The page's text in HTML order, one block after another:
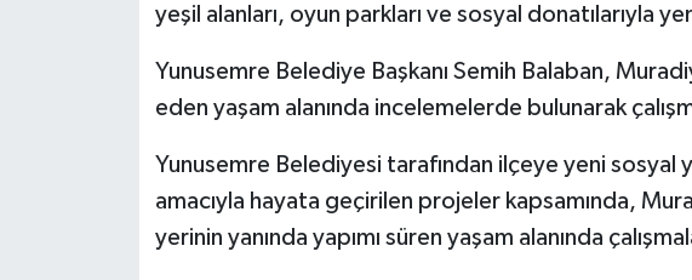
yeşil alanları, oyun parkları ve sosyal donatılarıyla
Yunusemre Belediye Başkanı Semih Balaban,
eden yaşam alanında incelemelerde bulunarak
Yunusemre Belediyesi tarafından ilçeye yeni sosyal
amacıyla hayata geçirilen projeler kapsamında,
yerinin yanında yapımı süren yaşam alanında